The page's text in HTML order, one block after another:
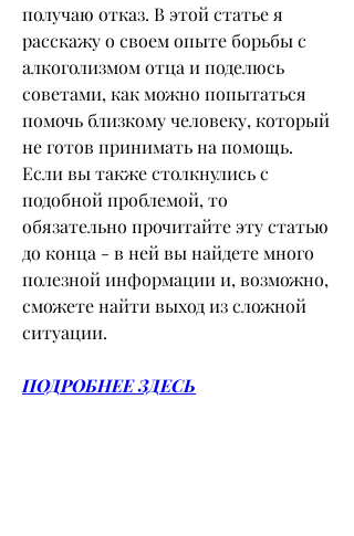
получаю отказ. В этой статье я
расскажу о своем опыте борьбы с
алкоголизмом отца и поделюсь
советами, как можно попытаться
помочь близкому человеку, который
не готов принимать на помощь.
Если вы также столкнулись с
подобной проблемой, то
обязательно прочитайте эту статью
до конца - в ней вы найдете много
полезной информации и, возможно,
сможете найти выход из сложной
ситуации.
ПОДРОБНЕЕ ЗДЕСЬ